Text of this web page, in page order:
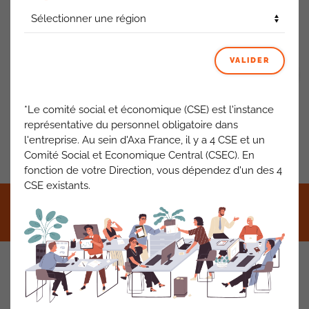
VOIR TOUT
PRÉCÉDENT SUIVANT
Mentions légales
Contact
VALIDER
*Le comité social et économique (CSE) est l'instance
représentative du personnel obligatoire dans
l'entreprise. Au sein d'Axa France, il y a 4 CSE et un
Comité Social et Economique Central (CSEC). En
fonction de votre Direction, vous dépendez d'un des 4
CSE existants.